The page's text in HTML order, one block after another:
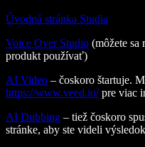
Úvodná stránka Studia
Voice Over Studio (môžete sa
produkt používať)
AI Video – čoskoro štartuje.
https://www.veed.io/pre viac
AI Dubbing – tiež čoskoro
stránke, aby ste videli